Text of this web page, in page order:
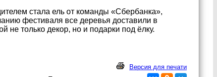
стала ель от команды «Сбербанка»,
фестиваля все деревья доставили в
не только декор, но и подарки под ёлку.
Версия для печати